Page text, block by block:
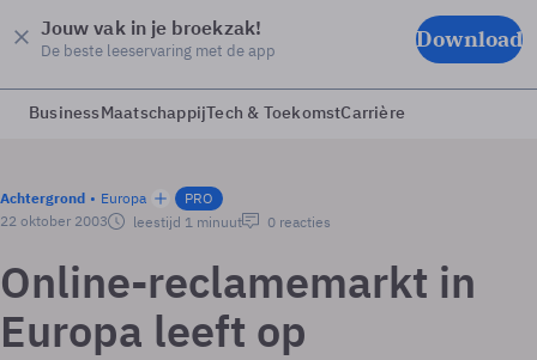
Jouw vak in je broekzak!
De beste leeservaring met de app Download
BusinessMaatschappijTech & ToekomstCarrière
Achtergrond Europa
PRO
22 oktober 2003
leestijd 1 minuut 0 reacties
Online-reclamemarkt in
Europa leeft op